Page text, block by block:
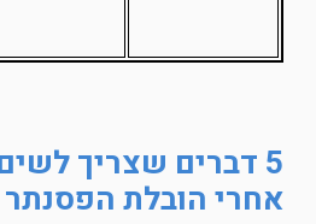
5 דברים שצריך
אחרי הובלת הפסנתר